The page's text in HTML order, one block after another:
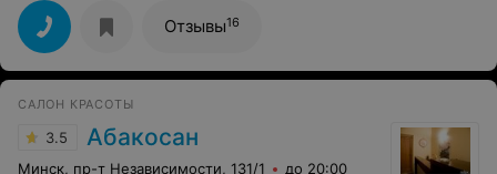
Отзывы16
САЛОН КРАСОТЫ
3.5 Абакосан
Минск, пр-т Независимости, 131/1 до 20:00